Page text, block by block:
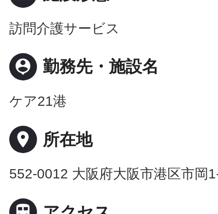
訪問介護サービス
person_pin 勤務先・施設名
ケア21港
place 所在地
552-0012 大阪府大阪市港区市岡